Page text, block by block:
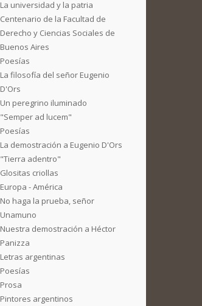
La universidad y la patria
Centenario de la Facultad de
Derecho y Ciencias Sociales de
Buenos Aires
Poesías
La filosofía del señor Eugenio
D'Ors
Un peregrino iluminado
"Semper ad lucem"
Poesías
La demostración a Eugenio D'Ors
"Tierra adentro"
Glositas criollas
Europa - América
No haga la prueba, señor
Unamuno
Nuestra demostración a Héctor
Panizza
Letras argentinas
Poesías
Prosa
Pintores argentinos